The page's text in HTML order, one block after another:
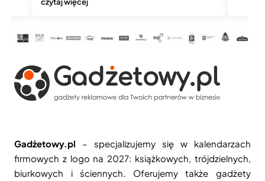
czytaj więcej
Gadżetowy.pl – specjalizujemy się w kalendarzach
firmowych z logo na 2027: książkowych, trójdzielnych,
biurkowych i ściennych. Oferujemy także gadżety